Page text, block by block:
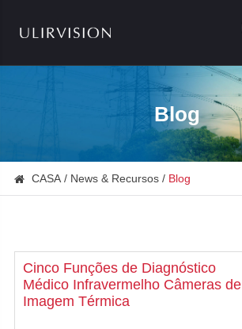
Blog
CASA News & Recursos Blog
Cinco Funções de Diagnóstico
Médico Infravermelho Câmeras de
Imagem Térmica